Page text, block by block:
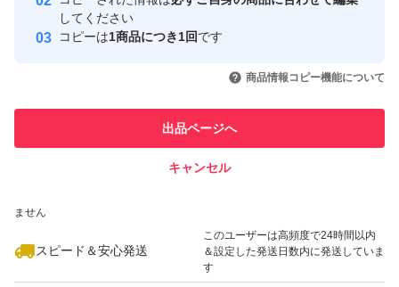
取引実績
引を完了させた実績があります
での取引実績があります
ません
スピード＆安心発送
このユーザーは高頻度で24時間以内
＆設定した発送日数内に発送していま
す
してください
コピーは1商品につき1回です
商品情報コピー機能について
出品ページへ
キャンセル